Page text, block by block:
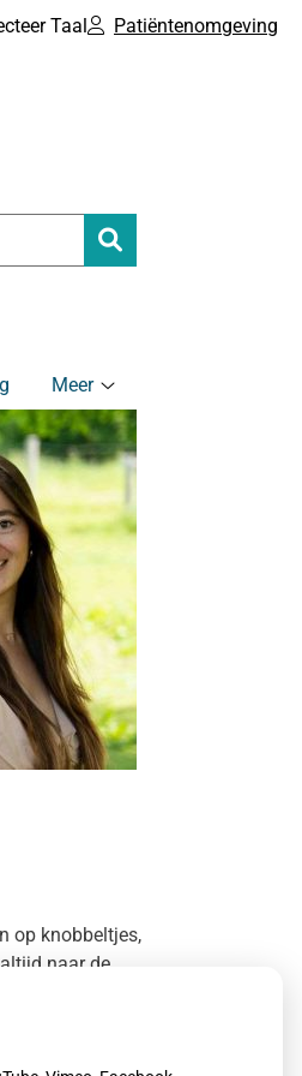
Taal Patiëntenomgeving
Zoeken
Meer
Meer
submenu
op knobbeltjes,
naar de